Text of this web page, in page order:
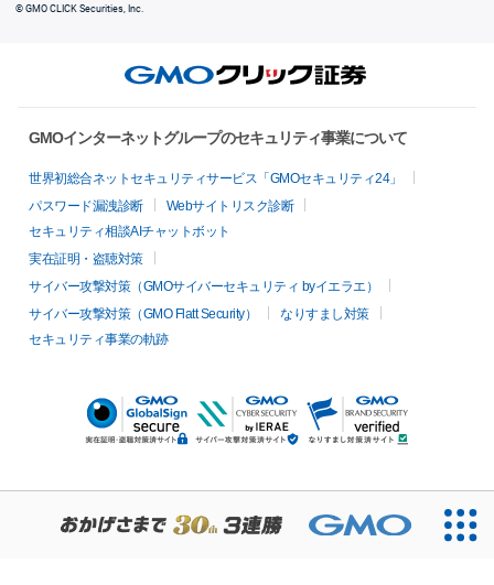
© GMO CLICK Securities, Inc.
GMOインターネットグループのセキュリティ事業について
世界初総合ネットセキュリティサービス「GMOセキュリティ24」
パスワード漏洩診断
Webサイトリスク診断
セキュリティ相談AIチャットボット
実在証明・盗聴対策
サイバー攻撃対策（GMOサイバーセキュリティ byイエラエ）
サイバー攻撃対策（GMO Flatt Security）
なりすまし対策
セキュリティ事業の軌跡